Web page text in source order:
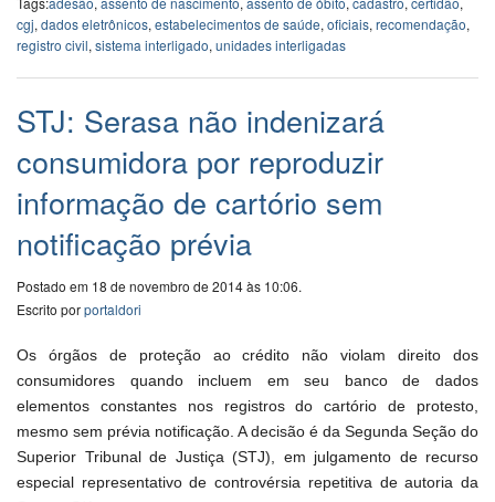
cgj, dados eletrônicos, estabelecimentos de saúde, oficiais, recomendação,
registro civil, sistema interligado, unidades interligadas
STJ: Serasa não indenizará
consumidora por reproduzir
informação de cartório sem
notificação prévia
Postado em 18 de novembro de 2014 às 10:06.
Escrito porportaldori
Os órgãos de proteção ao crédito não violam direito dos
consumidores quando incluem em seu banco de dados
elementos constantes nos registros do cartório de protesto,
mesmo sem prévia notificação. A decisão é da Segunda Seção do
Superior Tribunal de Justiça (STJ), em julgamento de recurso
especial representativo de controvérsia repetitiva de autoria da